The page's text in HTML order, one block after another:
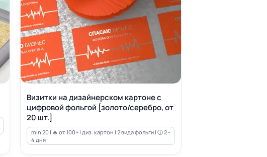
Визитки на дизайнерском картоне с
цифровой фольгой [золото/серебро, от
20 шт.]
min 20 | 🔥 от 100+ | диз. картон | 2 вида фольги | 🕔 2 -
4 дня